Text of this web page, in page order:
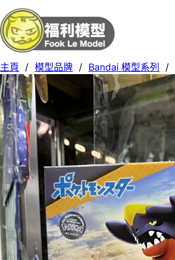
主頁 / 模型品牌 / Bandai 模型系列 /